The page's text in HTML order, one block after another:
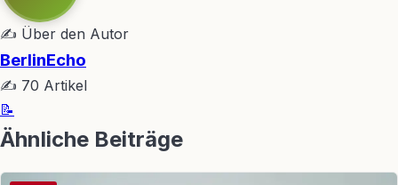
✍ Über den Autor
BerlinEcho
✍ 70 Artikel
📝
Ähnliche Beiträge